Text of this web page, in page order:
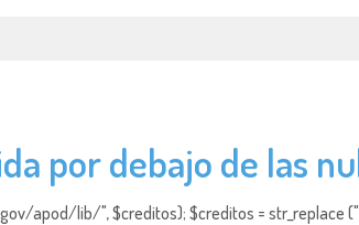
por debajo de las
apod/lib/", $creditos); $creditos = str_replace